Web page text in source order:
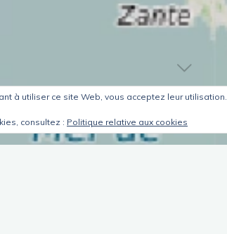
à utiliser ce site Web, vous acceptez leur utilisation.
consultez : Politique relative aux cookies